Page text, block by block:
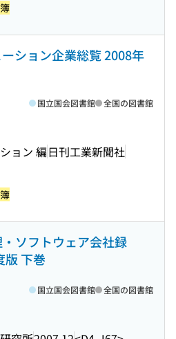
ション企業総覧 2008年
ョン 編日刊工業新聞社
国立国会図書館 全国の図書館
ソフトウェア会社録
版 下巻
国立国会図書館 全国の図書館